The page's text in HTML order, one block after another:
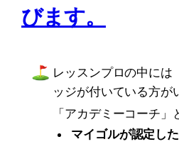
びます。
レッスンプロの中には
ッジが付いている方が
「アカデミーコーチ」
マイゴルが認定し